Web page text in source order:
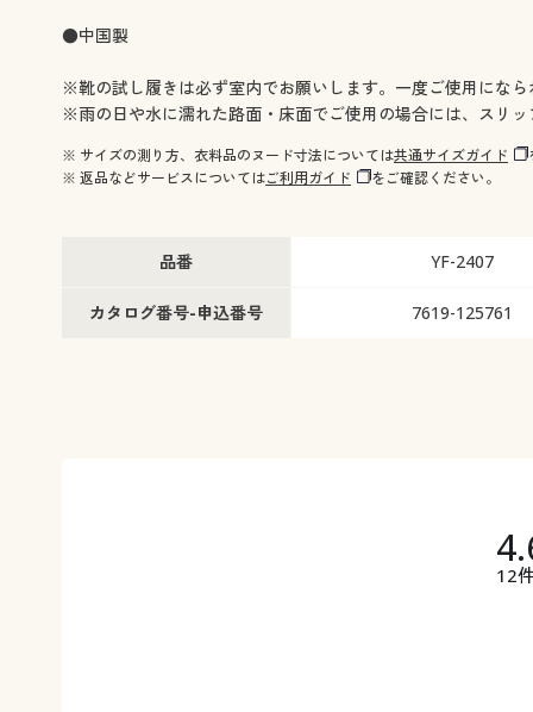
●中国製
※靴の試し履きは必ず室内でお願いします。一度ご使用にな
※雨の日や水に濡れた路面・床面でご使用の場合には、スリ
※ サイズの測り方、衣料品のヌード寸法については共通サイズガイド
※ 返品などサービスについてはご利用ガイド をご確認ください。
品番 YF-2407
カタログ番号-申込番号 7619-125761
12